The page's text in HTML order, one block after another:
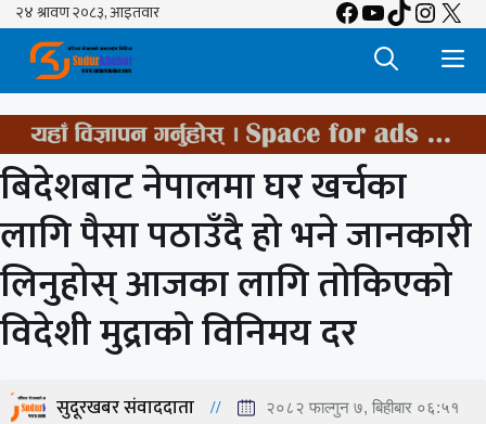
Skip
content
Facebook
YouTube
TikTok
X
बिदेशबाट नेपालमा घर खर्चका
लागि पैसा पठाउँदै हो भने जानकारी
लिनुहोस् आजका लागि तोकिएको
विदेशी मुद्राको विनिमय दर
सुदूरखबर संवाददाता २०८२ फाल्गुन ७, बिहीबार ०६:५१